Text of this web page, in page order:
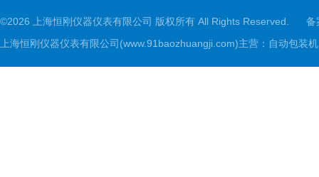
©2026 上海恒刚仪器仪表有限公司 版权所有 All Rights Reserved.
备
上海恒刚仪器仪表有限公司(www.91baozhuangji.com)主营：自动包